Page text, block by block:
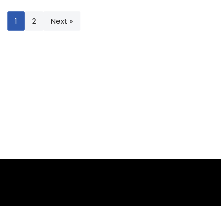
1 2 Next »